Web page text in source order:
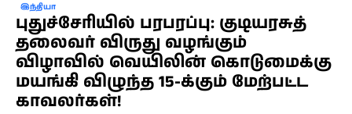
இந்தியா
புதுச்சேரியில் பரபரப்பு: குடியரசுத்
தலைவர் விருது வழங்கும்
விழாவில் வெயிலின் கொடுமைக்கு
மயங்கி விழுந்த 15-க்கும் மேற்பட்ட
காவலர்கள்!